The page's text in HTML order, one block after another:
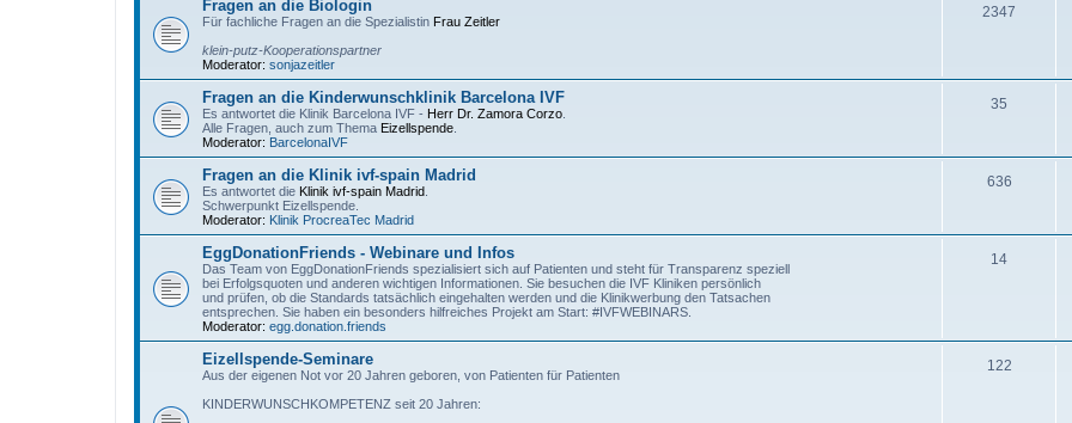
Fragen an die Biologin
Für fachliche Fragen an die Spezialistin Frau Zeitler
klein-putz-Kooperationspartner
Moderator: sonjazeitler
2347
Fragen an die Kinderwunschklinik Barcelona IVF
Es antwortet die Klinik Barcelona IVF - Herr Dr. Zamora Corzo
Alle Fragen, auch zum Thema Eizellspende
Moderator: BarcelonaIVF
35
Fragen an die Klinik ivf-spain Madrid
Es antwortet die Klinik ivf-spain Madrid
Schwerpunkt Eizellspende.
Moderator: Klinik ProcreaTec Madrid
636
EggDonationFriends - Webinare und Infos
Das Team von EggDonationFriends spezialisiert sich auf Patienten und steht für Transparenz speziell
bei Erfolgsquoten und anderen wichtigen Informationen. Sie besuchen die IVF Kliniken persönlich
und prüfen, ob die Standards tatsächlich eingehalten werden und die Klinikwerbung den Tatsachen
entsprechen. Sie haben ein besonders hilfreiches Projekt am Start: #IVFWEBINARS.
Moderator: egg.donation.friends
14
Eizellspende-Seminare
Aus der eigenen Not vor 20 Jahren geboren, von Patienten für Patienten
KINDERWUNSCHKOMPETENZ seit 20 Jahren:
122